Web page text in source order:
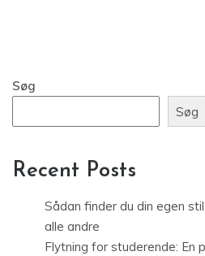
Søg
Søg
Recent Posts
Sådan finder du din egen
alle andre
Flytning for studerende: En